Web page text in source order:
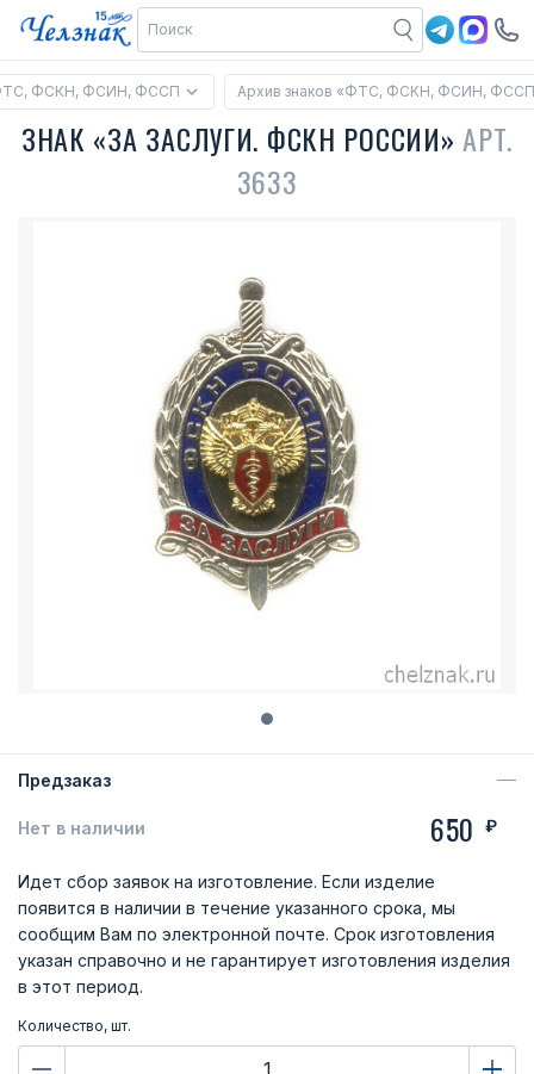
ФСКН, ФСИН, ФССП Архив знаков «ФТС, ФСКН, ФСИН,
ЗНАК «ЗА ЗАСЛУГИ. ФСКН РОССИИ»АРТ.
3633
Предзаказ
Нет в наличии 650 ₽
Идет сбор заявок на изготовление. Если изделие
появится в наличии в течение указанного срока, мы
сообщим Вам по электронной почте. Срок изготовления
указан справочно и не гарантирует изготовления изделия
в этот период.
Количество, шт.